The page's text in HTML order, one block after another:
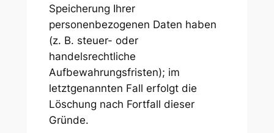
Speicherung Ihrer
personenbezogenen Daten haben
(z. B. steuer- oder
handelsrechtliche
Aufbewahrungsfristen); im
letztgenannten Fall erfolgt die
Löschung nach Fortfall dieser
Gründe.